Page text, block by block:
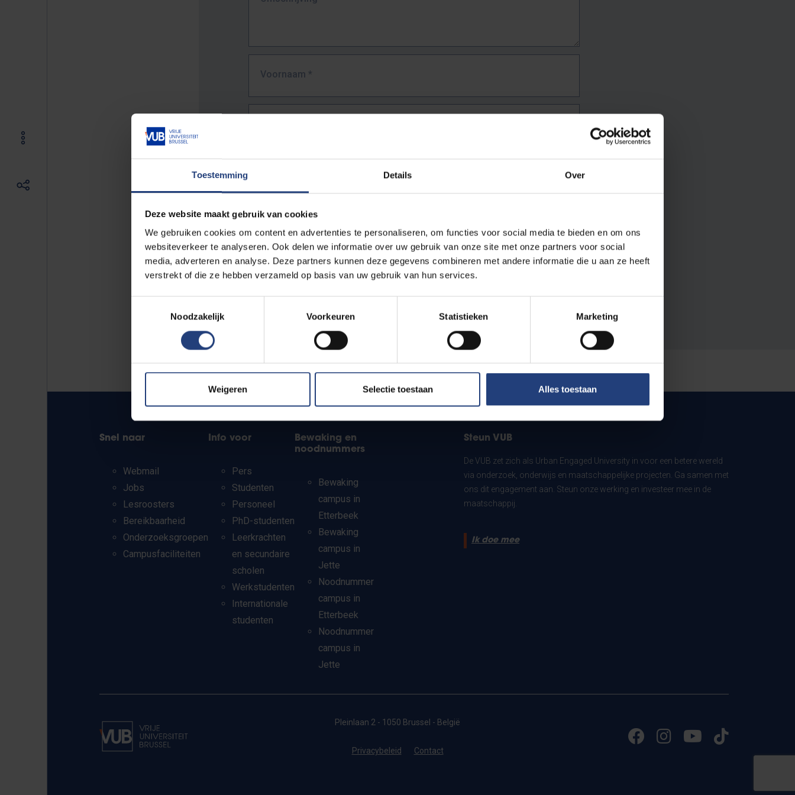
Toestemming Details Over
Deze website maakt gebruik van cookies
We gebruiken cookies om content en advertenties te personaliseren, om functies voor social media te bieden en om ons
websiteverkeer te analyseren. Ook delen we informatie over uw gebruik van onze site met onze partners voor social
media, adverteren en analyse. Deze partners kunnen deze gegevens combineren met andere informatie die u aan ze heeft
verstrekt of die ze hebben verzameld op basis van uw gebruik van hun services.
Noodzakelijk
Voorkeuren Statistieken Marketing
Weigeren Selectie toestaan Alles toestaan
Voornaam *
URL*
De volledige URL van de pagina waar je de fout zag.
Bv. https://www.vub.be/nl/studeren-aan-de-vub/alle-opleidingen
Snel naar
Webmail
Jobs
Lesroosters
Bereikbaarheid
Onderzoeksgroepen
Campusfaciliteiten
Info voor
Pers
Studenten
Personeel
PhD-studenten
Leerkrachten
en secundaire
scholen
Werkstudenten
Internationale
studenten
Bewaking en
noodnummers
Bewaking
campus in
Etterbeek
Bewaking
campus in
Jette
Noodnummer
campus in
Etterbeek
Noodnummer
campus in
Jette
Steun VUB
De VUB zet zich als Urban Engaged University in voor een betere wereld
via onderzoek, onderwijs en maatschappelijke projecten. Ga samen met
ons dit engagement aan. Steun onze werking en investeer mee in de
maatschappij.
Ik doe mee
Pleinlaan 2 - 1050 Brussel - België
Privacybeleid Contact